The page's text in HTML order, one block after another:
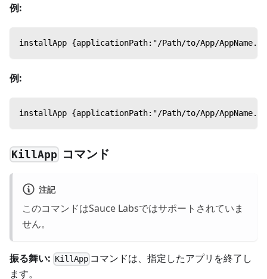
例:
installApp {applicationPath:"/Path/to/App/
例:
installApp {applicationPath:"/Path/to/App/
KillApp コマンド
注記
このコマンドはSauce Labsではサポートされていま
せん。
振る舞い: KillApp コマンドは、指定したアプリを終了し
ます。